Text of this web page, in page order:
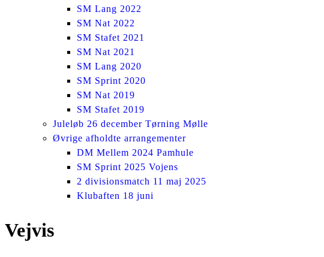
SM Lang 2022
SM Nat 2022
SM Stafet 2021
SM Nat 2021
SM Lang 2020
SM Sprint 2020
SM Nat 2019
SM Stafet 2019
Juleløb 26 december Tørning Mølle
Øvrige afholdte arrangementer
DM Mellem 2024 Pamhule
SM Sprint 2025 Vojens
2 divisionsmatch 11 maj 2025
Klubaften 18 juni
Vejvis